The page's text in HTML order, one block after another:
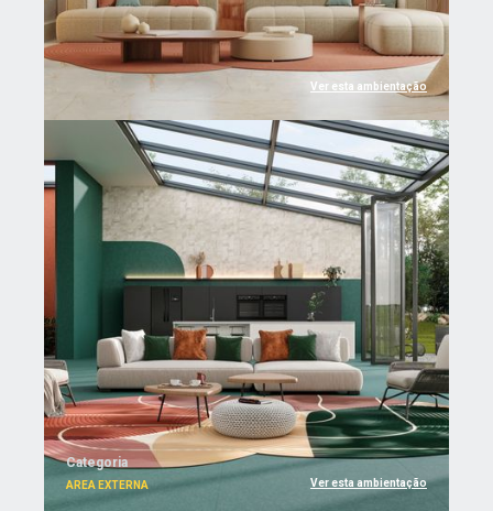
Ver esta ambientação
Categoria
AREA EXTERNA Ver esta ambientação